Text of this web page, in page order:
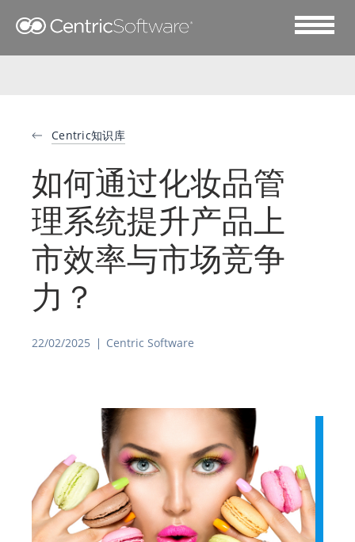
Centric知识库
如何通过化妆品管
理系统提升产品上
市效率与市场竞争
力？
22/02/2025 Centric Software